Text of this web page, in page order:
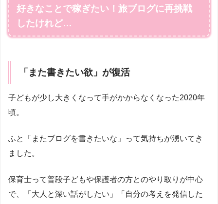
好きなことで稼ぎたい！旅ブログに再挑戦
したけれど…
「また書きたい欲」が復活
子どもが少し大きくなって手がかからなくなった2020年
頃。
ふと「またブログを書きたいな」って気持ちが湧いてき
ました。
保育士って普段子どもや保護者の方とのやり取りが中心
で、「大人と深い話がしたい」「自分の考えを発信した